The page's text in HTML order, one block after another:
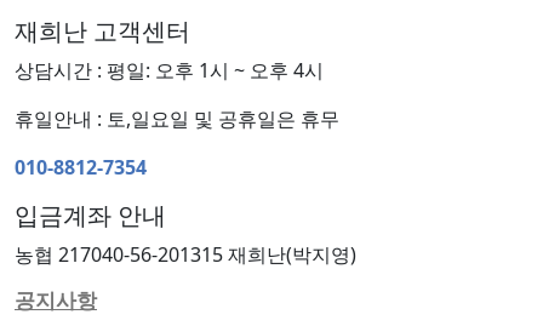
재희난 고객센터
상담시간 : 평일: 오후 1시 ~ 오후 4시
휴일안내 : 토,일요일 및 공휴일은 휴무
010-8812-7354
입금계좌 안내
농협 217040-56-201315 재희난(박지영)
공지사항